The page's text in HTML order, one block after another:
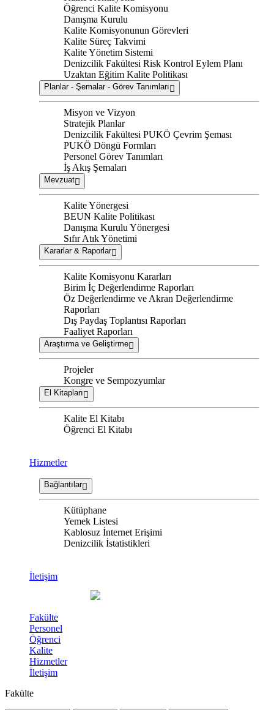
Öğrenci Kalite Komisyonu
Danışma Kurulu
Kalite Komisyonunun Görevleri
Kalite Süreç Takvimi
Kalite Yönetim Sistemi
Denizcilik Fakültesi Risk Kontrol Eylem Planı
Uzaktan Eğitim Kalite Politikası
Planlar - Şemalar - Görev Tanımları
Misyon ve Vizyon
Stratejik Planlar
Denizcilik Fakültesi PUKÖ Çevrim Şeması
PUKÖ Döngü Formları
Personel Görev Tanımları
İş Akış Şemaları
Mevzuat
Kalite Yönergesi
BEUN Kalite Politikası
Danışma Kurulu Yönergesi
Sıfır Atık Yönetimi
Kararlar & Raporlar
Kalite Komisyonu Kararları
Birim İç Değerlendirme Raporları
Öz Değerlendirme ve Akran Değerlendirme
Raporları
Dış Paydaş Toplantısı Raporları
Faaliyet Raporları
Araştırma ve Geliştirme
Projeler
Kongre ve Sempozyumlar
El Kitapları
Kalite El Kitabı
Öğrenci El Kitabı
Hizmetler
Bağlantılar
Kütüphane
Yemek Listesi
Kablosuz İnternet Erişimi
Denizcilik İstatistikleri
İletişim
Fakülte
Personel
Öğrenci
Kalite
Hizmetler
İletişim
Fakülte